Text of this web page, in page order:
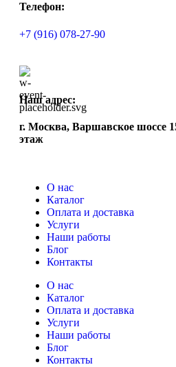
Телефон:
+7 (916) 078-27-90
Наш адрес:
г. Москва, Варшавское шоссе
этаж
О нас
Каталог
Оплата и доставка
Услуги
Наши работы
Блог
Контакты
О нас
Каталог
Оплата и доставка
Услуги
Наши работы
Блог
Контакты